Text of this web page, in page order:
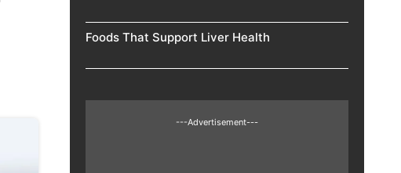
Foods That Support Liver Health
---Advertisement---